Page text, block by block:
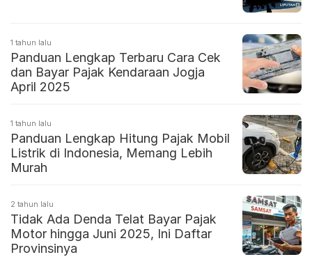
1 tahun lalu
Panduan Lengkap Terbaru Cara Cek
dan Bayar Pajak Kendaraan Jogja
April 2025
1 tahun lalu
Panduan Lengkap Hitung Pajak Mobil
Listrik di Indonesia, Memang Lebih
Murah
2 tahun lalu
Tidak Ada Denda Telat Bayar Pajak
Motor hingga Juni 2025, Ini Daftar
Provinsinya